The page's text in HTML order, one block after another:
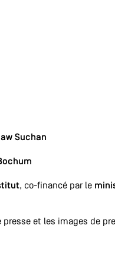
Suchan
, co-financé par le
et les images de